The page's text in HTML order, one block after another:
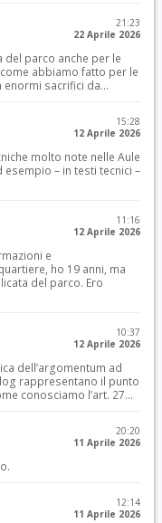
21:23
22 Aprile 2026
del parco anche per le
abbiamo fatto per le
enormi sacrifici da...
15:28
12 Aprile 2026
molto note nelle Aule
– in testi tecnici –
11:16
12 Aprile 2026
e
ho 19 anni, ma
del parco. Ero
10:37
12 Aprile 2026
dell’argomentum ad
rappresentano il punto
conosciamo l’art. 27...
20:20
11 Aprile 2026
12:14
11 Aprile 2026